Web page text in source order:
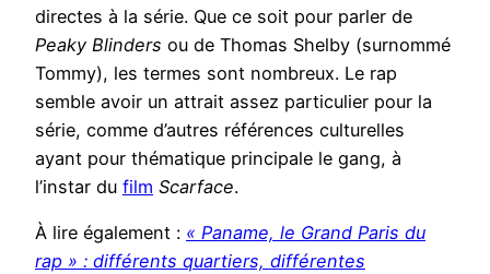
directes à la série. Que ce soit pour parler de
Peaky Blinders ou de Thomas Shelby (surnommé
Tommy), les termes sont nombreux. Le rap
semble avoir un attrait assez particulier pour la
série, comme d’autres références culturelles
ayant pour thématique principale le gang, à
l’instar du film Scarface.
À lire également : « Paname, le Grand Paris du
rap » : différents quartiers, différentes